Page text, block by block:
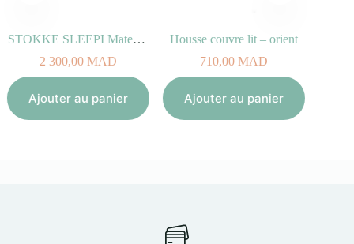
STOKKE SLEEPI Matelas du lit Bed V2
2 300,00MAD
Ajouter au panier
Housse couvre lit – orient
710,00MAD
Ajouter au panier